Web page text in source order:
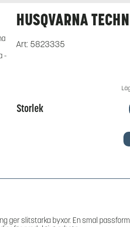
HUSQVARNA
Art: 5823335
Storlek
ger slitstarka byxor. En smal